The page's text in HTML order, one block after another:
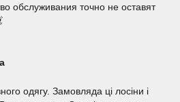
обслуживания точно не оставят
одягу. Замовляда ці лосіни і